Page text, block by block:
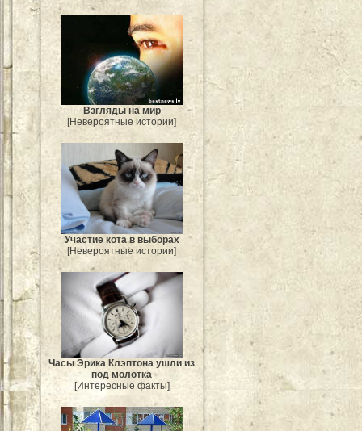
Взгляды на мир
[Невероятные истории]
Участие кота в выборах
[Невероятные истории]
Часы Эрика Клэптона ушли из
под молотка
[Интересные факты]